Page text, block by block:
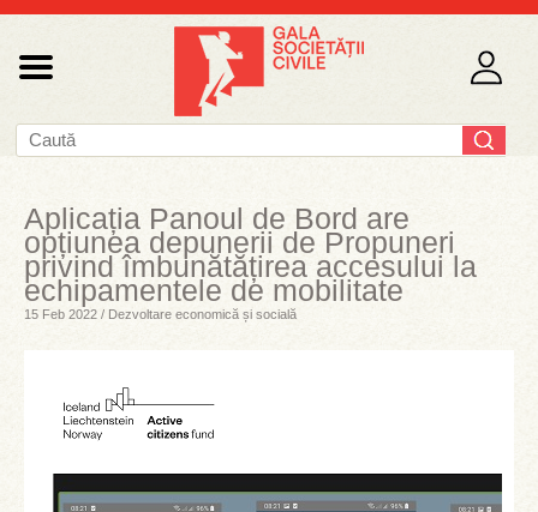
Aplicația Panoul de Bord are
opțiunea depunerii de Propuneri
privind îmbunătățirea accesului la
echipamentele de mobilitate
15 Feb 2022 / Dezvoltare economică și socială